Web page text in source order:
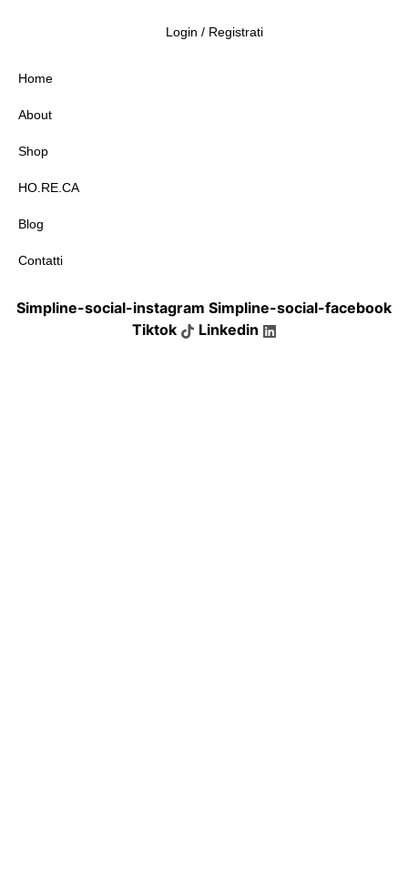
Login / Registrati
Home
About
Shop
HO.RE.CA
Blog
Contatti
Simpline-social-instagram Simpline-social-facebook
Tiktok
Linkedin